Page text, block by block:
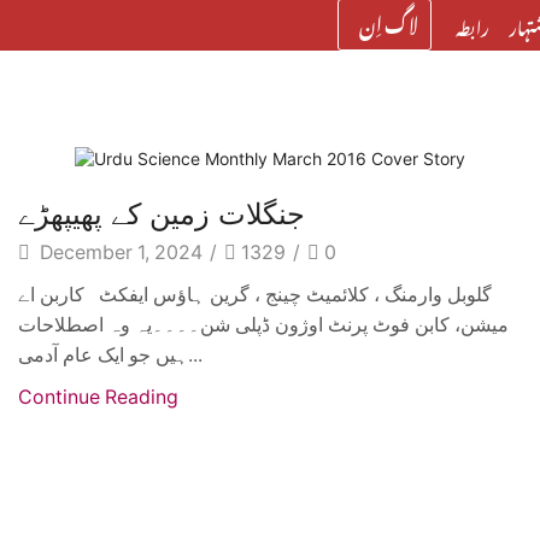
لاگ اِن رابطہ
Cover Story
جنگلات زمین کے پھیپھڑے
December 1, 2024 / 1329 /
0
گلوبل وارمنگ ، کلائمیٹ چینج ، گرین ہاؤس ایفکٹ کاربن اے
میشن، کابن فوٹ پرنٹ اوژون ڈپلی شن۔۔۔۔یہ وہ اصطلاحات
ہیں جو ایک عام آدمی...
Continue Reading